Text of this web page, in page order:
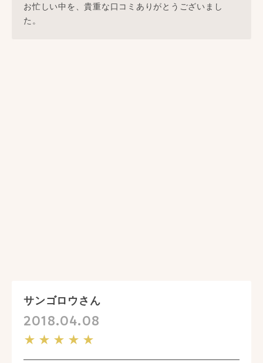
お忙しい中を、貴重な口コミありがとうございまし
た。
サンゴロウさん
2018.04.08
★★★★★